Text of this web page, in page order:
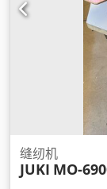
缝纫机
JUKI MO-